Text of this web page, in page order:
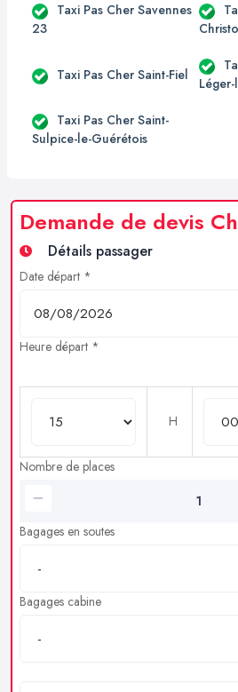
Taxi Pas Cher Savennes
23
Taxi Pas Cher Saint-Fiel
Taxi Pas Cher Saint-
Sulpice-le-Guérétois
Demande de devis
Détails passager
Date départ *
Heure départ *
H
Nombre de places
Bagages en soutes
Bagages cabine